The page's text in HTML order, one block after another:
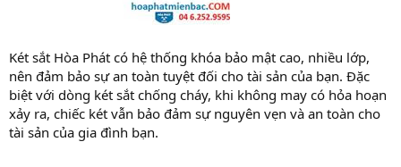
Két sắt Hòa Phát có hệ thống khóa bảo mật cao, nhiều lớp,
nên đảm bảo sự an toàn tuyệt đối cho tài sản của bạn. Đặc
biệt với dòng két sắt chống cháy, khi không may có hỏa hoạn
xảy ra, chiếc két vẫn bảo đảm sự nguyên vẹn và an toàn cho
tài sản của gia đình bạn.